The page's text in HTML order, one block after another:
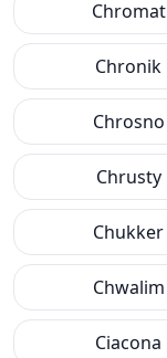
Chromat
Chronik
Chrosno
Chrusty
Chukker
Chwalim
Ciacona